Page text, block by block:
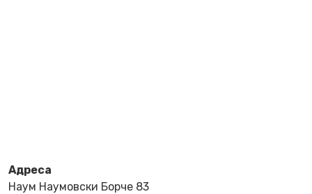
Адреса
Наум Наумовски Борче 83